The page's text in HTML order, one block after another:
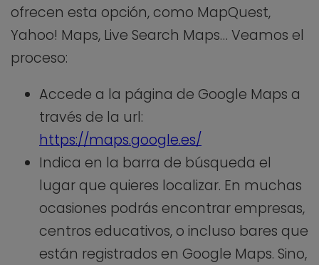
ofrecen esta opción, como MapQuest,
Yahoo! Maps, Live Search Maps… Veamos el
proceso:
Accede a la página de Google Maps a
través de la url:
https://maps.google.es/
Indica en la barra de búsqueda el
lugar que quieres localizar. En muchas
ocasiones podrás encontrar empresas,
centros educativos, o incluso bares que
están registrados en Google Maps. Sino,